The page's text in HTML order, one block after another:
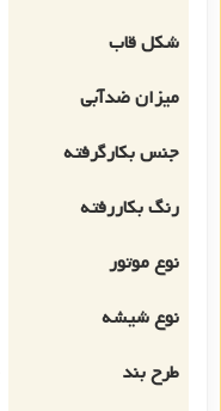
شکل قاب
میزان ضدآبی
جنس بکارگرفته
رنگ بکاررفته
نوع موتور
نوع شیشه
طرح بند